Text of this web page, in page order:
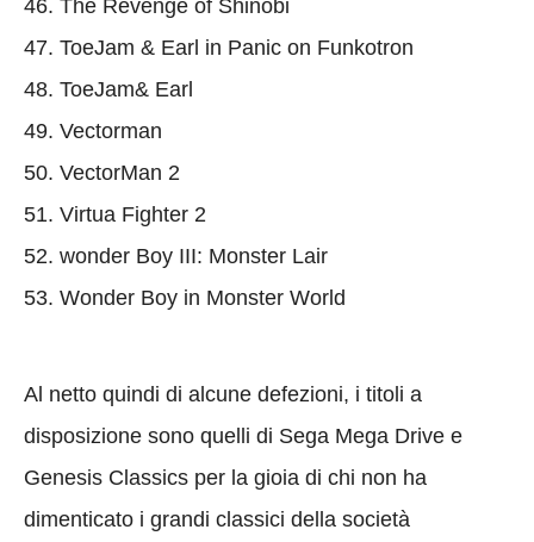
46. The Revenge of Shinobi
47. ToeJam & Earl in Panic on Funkotron
48. ToeJam& Earl
49. Vectorman
50. VectorMan 2
51. Virtua Fighter 2
52. wonder Boy III: Monster Lair
53. Wonder Boy in Monster World
Al netto quindi di alcune defezioni, i titoli a
disposizione sono quelli di Sega Mega Drive e
Genesis Classics per la gioia di chi non ha
dimenticato i grandi classici della società